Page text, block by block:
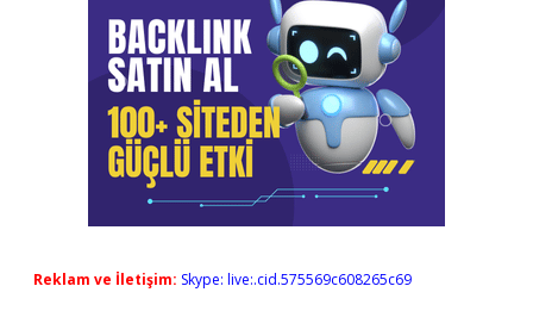
Reklam ve İletişim: Skype: live:.cid.575569c608265c69